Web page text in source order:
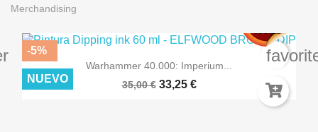
Merchandising
Warhammer 40.000: Imperium...
35,00 € 33,25 €
-5%
NUEVO